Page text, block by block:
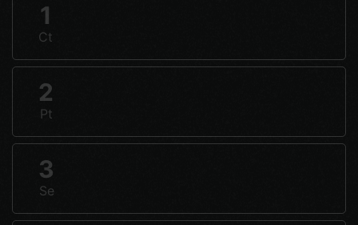
1
Ct
2
Pt
3
Se